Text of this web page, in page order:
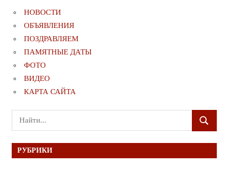
НОВОСТИ
ОБЪЯВЛЕНИЯ
ПОЗДРАВЛЯЕМ
ПАМЯТНЫЕ ДАТЫ
ФОТО
ВИДЕО
КАРТА САЙТА
Поиск
для:
ПОИСК
РУБРИКИ